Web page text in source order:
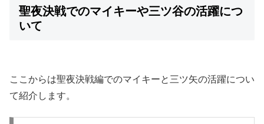
聖夜決戦でのマイキーや三ツ谷の活躍につ
いて
ここからは聖夜決戦編でのマイキーと三ツ矢の活躍につい
て紹介します。